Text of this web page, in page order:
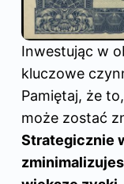
Inwestując w
kluczowe
Pamiętaj, że
może zostać
Strategicznie